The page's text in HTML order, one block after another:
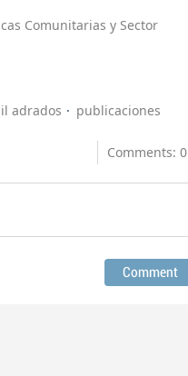
Comunitarias y Sector
adrados publicaciones
Comments: 0